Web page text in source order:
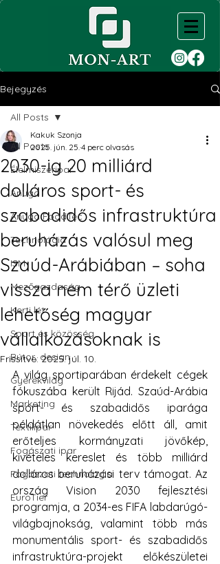
Bejegyzés
All Posts
Élelmiszeripar
Anuga
Anuga FoodTec
Technológia
ISM
Mezőgazdaság
Kerti lét
Sport és közösség
Bútor, design
Gyerekvilág
Marketing
Textilipar
Fogászati ipar
Fogászati technológia
EuroTier
All Posts
2030-ig 20 milliárd
dolláros sport- és
szabadidős infrastruktúra
beruházás valósul meg
Szaúd-Arábiában – soha
vissza nem térő üzleti
lehetőség magyar
vállalkozásoknak is
Kakuk Szonja
2025. jún. 25.4 perc olvasás
Frissítve:2025. júl. 10.
A világ sportiparában érdekelt cégek
fókuszába került Rijád. Szaúd-Arábia
sport- és szabadidős iparága
példátlan növekedés előtt áll, amit
erőteljes kormányzati jövőkép,
kivételes kereslet és több milliárd
dolláros beruházási terv támogat. Az
ország Vision 2030 fejlesztési
programja, a 2034-es FIFA labdarúgó-
világbajnokság, valamint több más
monumentális sport- és szabadidős
infrastruktúra-projekt előkészületei